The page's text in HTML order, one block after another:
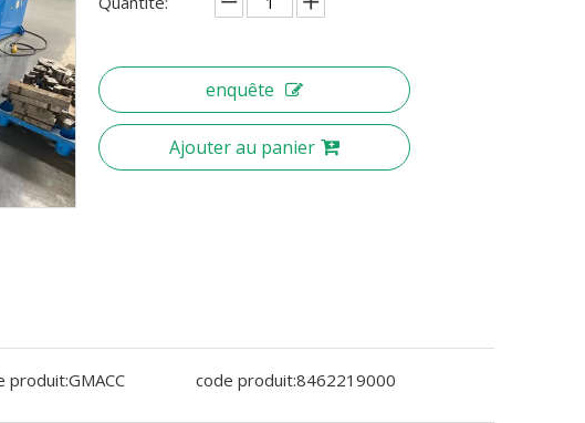
enquête
Ajouter au panier
produit:GMACC code produit:8462219000